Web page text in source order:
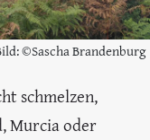
©Sascha Brandenburg
schmelzen,
Murcia oder